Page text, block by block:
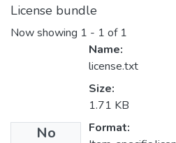
License bundle
Now showing 1 - 1 of 1
No
Name:
license.txt
Size:
1.71 KB
Format: